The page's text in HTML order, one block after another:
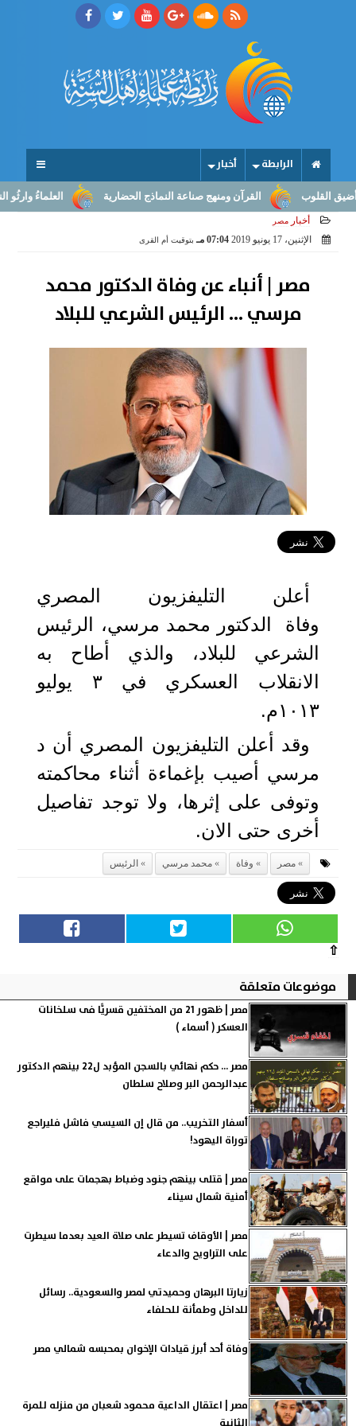
الرابطة أخبار
العلماءُ وارثُو القرآن ومنهج صناعة النماذج الحضارية
أخبار مصر
الإثنين، 17 يونيو 2019 07:04 مـ بتوقيت أم القرى
مصر | أنباء عن وفاة الدكتور محمد
مرسي ... الرئيس الشرعي للبلاد
أعلن التليفزيون المصري
وفاة الدكتور محمد مرسي، الرئيس
الشرعي للبلاد، والذي أطاح به
الانقلاب العسكري في ٣ يوليو
١٠١٣م.
وقد أعلن التليفزيون المصري أن د
مرسي أصيب بإغماءة أثناء محاكمته
وتوفى على إثرها، ولا توجد تفاصيل
أخرى حتى الان.
مصر وفاة محمد مرسي الرئيس
⇧
موضوعات متعلقة
مصر | ظهور 21 من المختفين قسريًّا فى سلخانات
العسكر ( أسماء )
مصر ... حكم نهائي بالسجن المؤبد ل22 بينهم الدكتور
عبدالرحمن البر وصلاح سلطان
أسفار التخريب.. من قال إن السيسي فاشل فليراجع
توراة اليهود!
مصر | قتلى بينهم جنود وضباط بهجمات على مواقع
أمنية شمال سيناء
مصر | الأوقاف تسيطر على صلاة العيد بعدما سيطرت
على التراويح والدعاء
زيارتا البرهان وحميدتي لمصر والسعودية.. رسائل
للداخل وطمأنة للحلفاء
وفاة أحد أبرز قيادات الإخوان بمحبسه شمالي مصر
مصر | اعتقال الداعية محمود شعبان من منزله للمرة